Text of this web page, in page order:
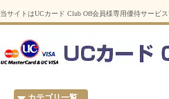
当サイトはUCカード Club Off会員様専用優待サービス